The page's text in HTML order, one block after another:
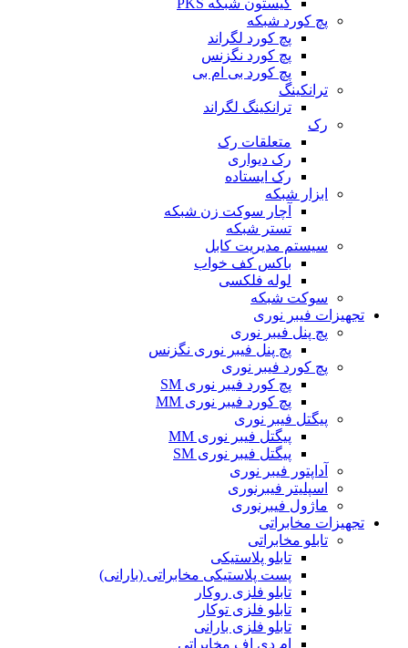
پچ کورد شبکه
پچ کورد لگراند
پچ کورد نگزنس
پچ کورد بی ام بی
ترانکینگ
ترانکینگ لگراند
رک
متعلقات رک
رک دیواری
رک ایستاده
ابزار شبکه
آچار سوکت زن شبکه
تستر شبکه
سیستم مدیریت کابل
باکس کف خواب
لوله فلکسی
سوکت شبکه
تجهیزات فیبر نوری
پچ پنل فیبر نوری
پچ پنل فیبر نوری نگزنس
پچ کورد فیبر نوری
پچ کورد فیبر نوری SM
پچ کورد فیبر نوری MM
پیگتل فیبر نوری
پیگتل فیبر نوری MM
پیگتل فیبر نوری SM
آداپتور فیبر نوری
اسپلیتر فیبرنوری
ماژول فیبرنوری
تجهیزات مخابراتی
تابلو مخابراتی
تابلو پلاستیکی
پست پلاستیکی مخابراتی (بارانی)
تابلو فلزی روکار
تابلو فلزی توکار
تابلو فلزی بارانی
ام دی اف مخابراتی